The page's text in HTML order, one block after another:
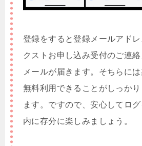
登録をすると登録メールアド
クストお申し込み受付のご連
メールが届きます。そちらに
無料利用できることがしっか
ます。ですので、安心してロ
内に存分に楽しみましょう。